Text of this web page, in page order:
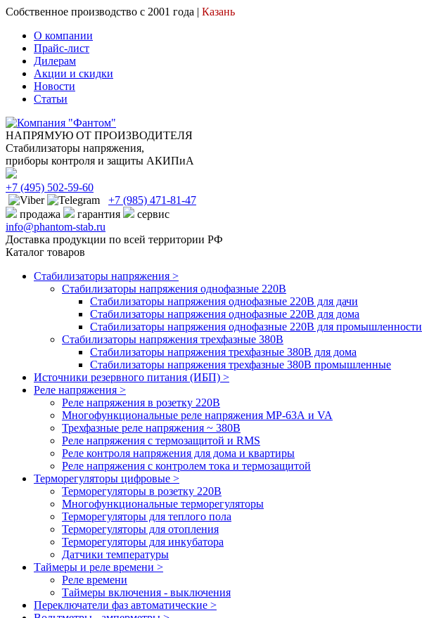
Собственное производство с 2001 года | Казань
О компании
Прайс-лист
Дилерам
Акции и скидки
Новости
Статьи
НАПРЯМУЮ ОТ ПРОИЗВОДИТЕЛЯ
Стабилизаторы напряжения,
приборы контроля и защиты АКИПиА
+7 (495) 502-59-60
+7 (985) 471-81-47
продажа
гарантия
сервис
info@phantom-stab.ru
Доставка продукции по всей территории РФ
Каталог товаров
Стабилизаторы напряжения >
Cтабилизаторы напряжения однофазные 220В
Стабилизаторы напряжения однофазные 220В для дачи
Стабилизаторы напряжения однофазные 220В для дома
Стабилизаторы напряжения однофазные 220В для промышленности
Стабилизаторы напряжения трехфазные 380В
Cтабилизаторы напряжения трехфазные 380В для дома
Стабилизаторы напряжения трехфазные 380В промышленные
Источники резервного питания (ИБП) >
Реле напряжения >
Реле напряжения в розетку 220В
Многофункциональные реле напряжения МР-63А и VA
Трехфазные реле напряжения ~ 380В
Реле напряжения с термозащитой и RMS
Реле контроля напряжения для дома и квартиры
Реле напряжения с контролем тока и термозащитой
Терморегуляторы цифровые >
Терморегуляторы в розетку 220В
Многофункциональные терморегуляторы
Терморегуляторы для теплого пола
Терморегуляторы для отопления
Терморегуляторы для инкубатора
Датчики температуры
Таймеры и реле времени >
Реле времени
Таймеры включения - выключения
Переключатели фаз автоматические >